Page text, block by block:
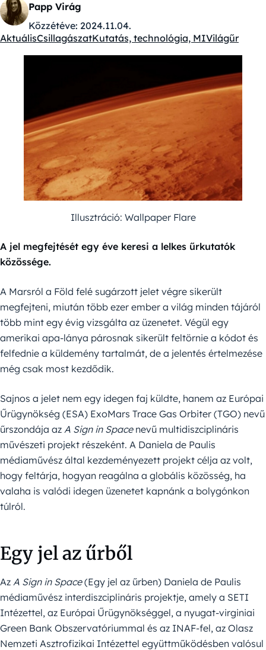
Papp Virág
Közzétéve: 2024.11.04.
Kategóriák:
AktuálisCsillagászatKutatás, technológia, MIVilágűr
Illusztráció: Wallpaper Flare
A jel megfejtését egy éve keresi a lelkes űrkutatók
közössége.
A Marsról a Föld felé sugárzott jelet végre sikerült
megfejteni, miután több ezer ember a világ minden tájáról
több mint egy évig vizsgálta az üzenetet. Végül egy
amerikai apa-lánya párosnak sikerült feltörnie a kódot és
felfednie a küldemény tartalmát, de a jelentés értelmezése
még csak most kezdődik.
Sajnos a jelet nem egy idegen faj küldte, hanem az Európai
Űrügynökség (ESA) ExoMars Trace Gas Orbiter (TGO) nevű
űrszondája az A Sign in Spacenevű multidiszciplináris
művészeti projekt részeként. A Daniela de Paulis
médiaművész által kezdeményezett projekt célja az volt,
hogy feltárja, hogyan reagálna a globális közösség, ha
valaha is valódi idegen üzenetet kapnánk a bolygónkon
túlról.
Egy jel az űrből
Az A Sign in Space(Egy jel az űrben) Daniela de Paulis
médiaművész interdiszciplináris projektje, amely a SETI
Intézettel, az Európai Űrügynökséggel, a nyugat-virginiai
Green Bank Obszervatóriummal és az INAF-fel, az Olasz
Nemzeti Asztrofizikai Intézettel együttműködésben valósul